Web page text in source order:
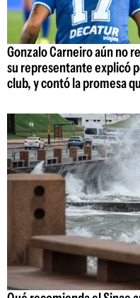
Gonzalo Carneiro aún no
su representante explicó
club, y contó la promesa